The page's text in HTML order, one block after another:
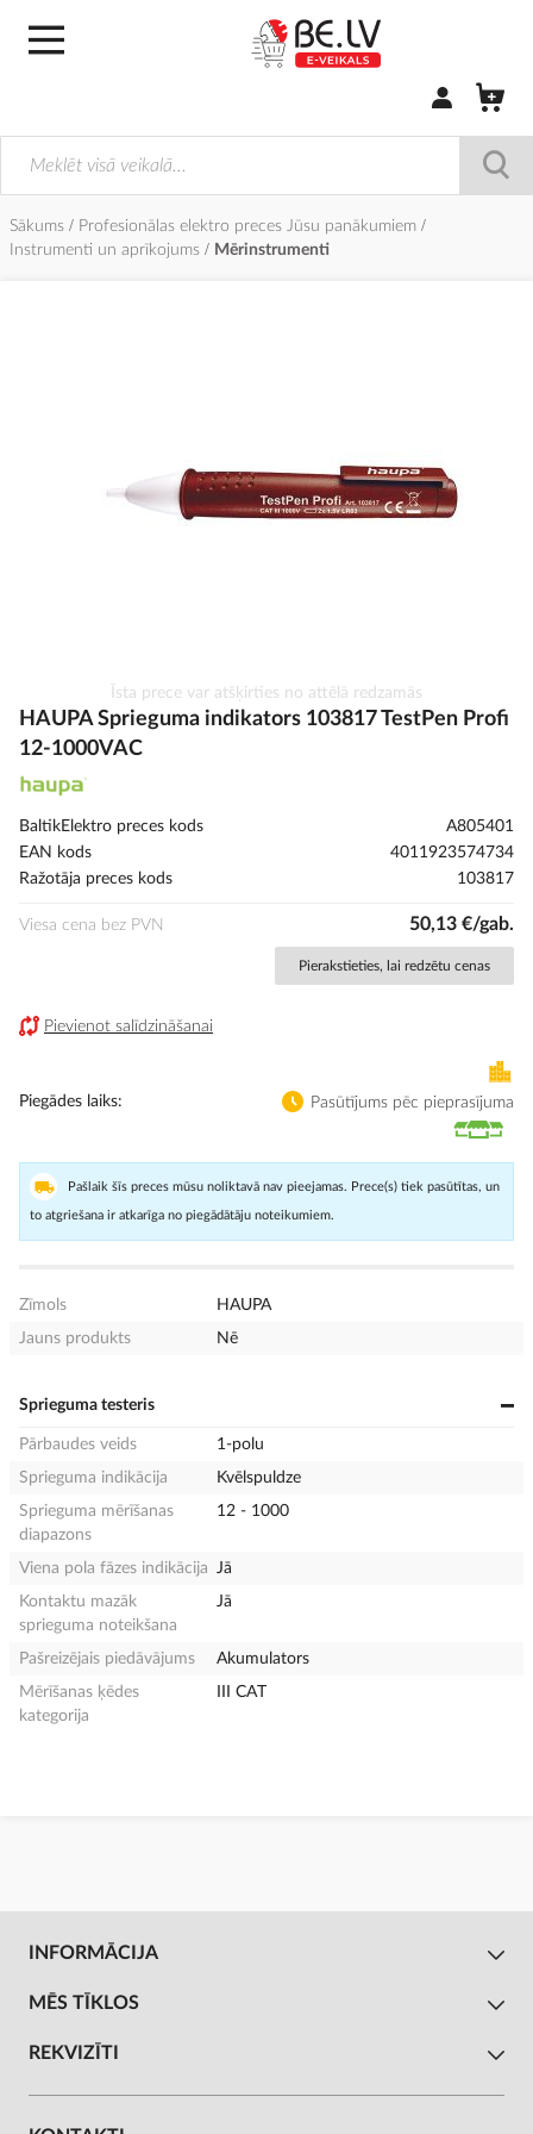
Pierakstīties/
Sākums
Profesionālas elektro preces Jūsu panākumiem
Instrumenti un aprīkojums
Mērinstrumenti
uz
galerijas
Īsta prece var atšķirties no attēlā redzamās
HAUPA Sprieguma indikators 103817 TestPen Profi
12-1000VAC
BaltikElektro preces kods
A805401
EAN kods
4011923574734
Ražotāja preces kods
103817
Viesa cena bez PVN 50,13 €/gab.
Pierakstieties, lai redzētu cenas
Pievienot salīdzināšanai
Piegādes laiks Pasūtījums pēc pieprasījuma
Pašlaik šīs preces mūsu noliktavā nav pieejamas. Prece(s) tiek pasūtītas, un
to atgriešana ir atkarīga no piegādātāju noteikumiem.
Zīmols
HAUPA
Jauns produkts
Nē
Sprieguma testeris
Pārbaudes veids
1-polu
Sprieguma indikācija
Kvēlspuldze
Sprieguma mērīšanas
diapazons
12 - 1000
Viena pola fāzes indikācija
Jā
Kontaktu mazāk
sprieguma noteikšana
Jā
Pašreizējais piedāvājums
Akumulators
Mērīšanas ķēdes
kategorija
III CAT
INFORMĀCIJA
MĒS TĪKLOS
REKVIZĪTI